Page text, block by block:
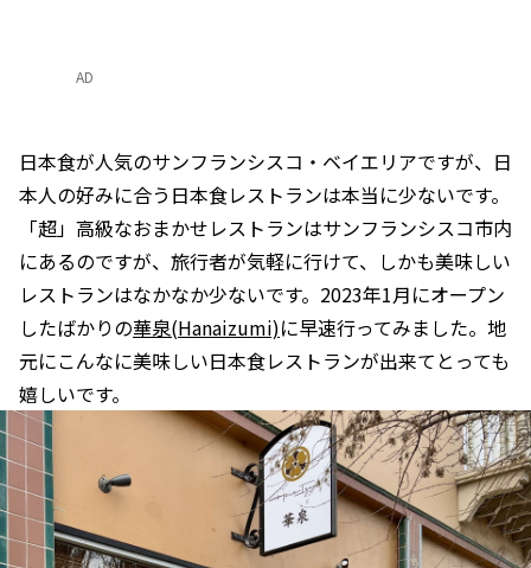
AD
日本食が人気のサンフランシスコ・ベイエリアですが、日
本人の好みに合う日本食レストランは本当に少ないです。
「超」高級なおまかせレストランはサンフランシスコ市内
にあるのですが、旅行者が気軽に行けて、しかも美味しい
レストランはなかなか少ないです。2023年1月にオープン
したばかりの華泉(Hanaizumi)に早速行ってみました。地
元にこんなに美味しい日本食レストランが出来てとっても
嬉しいです。